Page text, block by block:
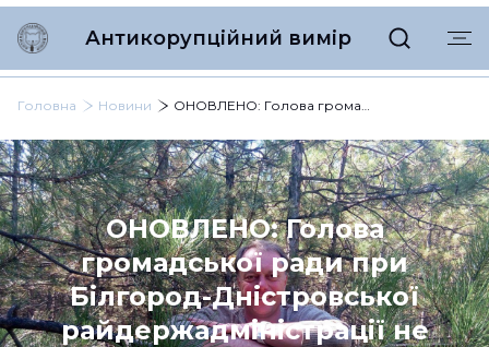
Антикорупційний вимір
Головна Новини ОНОВЛЕНО: Голова громадської ради при Білгород-Дністровської райдержадміністрації не отримував 20 підрядів від чиновників Одеської мерії
ОНОВЛЕНО: Голова
громадської ради при
Білгород-Дністровської
райдержадміністрації не